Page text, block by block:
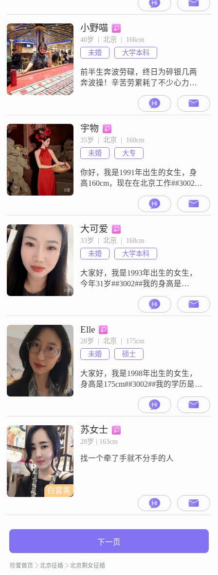
科，月收入在5001元到8000元这个
区间##3002##我平时是一个温柔体
贴的人，也很信任包容##3002##我
的家庭观念比较强，觉得生活里互
相理解和支持很重要##3002##在空
闲的时候，我喜欢有宠物陪伴在身
小野喵
40岁  |  北京  |  166cm
未婚
大学本科
前半生奔波劳碌，终日为碎银几两
奔波操！辛苦劳累耗了不少心力
##3002##如今看淡了俗世纷争，闲
暇时光，我喜欢奔赴各地旅行看风
景，静静写字练字，随心跳舞放
松，也愿意下厨研究美食##3001##
品茶看海##3002##真心想遇到一位
三观契合的伴侣，往后一路同行：
一起奔赴山川大海，一起提笔练字
##3001##自在起舞，一起
宇物
35岁  |  北京  |  160cm
未婚
大专
你好，我是1991年出生的女生，身
高160cm，现在在北京工作##3002##
学历是大专，目前的月收入在8001
元到12000元之间##3002##关于我的
性格，我是一个开朗爱笑的人，平
时比较温柔体贴，对待身边的人会
细心关照##3002##同时我也属于细
腻敏感的类型，能察觉到别人的情
绪变化##3002##我在这里真诚地
大可爱
33岁  |  北京  |  168cm
未婚
大学本科
大家好，我是1993年出生的女生，
今年31岁##3002##我的身高是
168cm##3002##我的学历是大学本科
##3002##我现在在北京工作
##3002##我的月收入在12001元到
20000元之间##3002##我是一个温柔
体贴的人，同时也善解人意
##3002##我性格开朗爱笑，平时比
较乐观积极##3002##
Elle
28岁  |  北京  |  175cm
未婚
硕士
大家好，我是1998年出生的女生，
身高是175cm##3002##我的学历是硕
士，目前在北京工作，月收入在
8001到12000元之间##3002##我是一
个简单纯粹的人，性格上富有同理
心，平时习惯真诚沟通，对待事情
责任感强##3002##生活中我积极进
##3002##平时我会通过射箭瑜伽来
白富美
苏女士
28岁 | 163cm
找一个牵了手就不分手的人
下一页
珍爱首页 北京征婚 北京剩女征婚